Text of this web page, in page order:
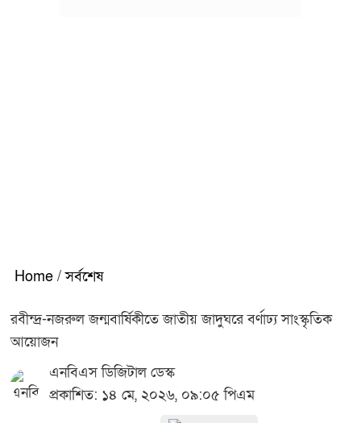
Home / সর্বশেষ
রবীন্দ্র-নজরুল জন্মবার্ষিকীতে জাতীয় জাদুঘরে বর্ণাঢ্য সাংস্কৃতিক
আয়োজন
এনবিএস ডিজিটাল ডেস্ক
প্রকাশিত: ১৪ মে, ২০২৬, ০৯:০৫ পিএম